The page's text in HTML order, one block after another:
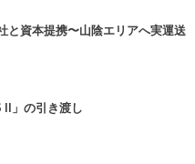
資本提携〜山陰エリアへ実運送
II」の引き渡し